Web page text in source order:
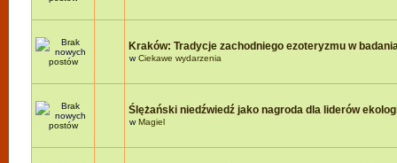
Kraków: Tradycje zachodniego ezoteryzmu w
wCiekawe wydarzenia
Ślężański niedźwiedź jako nagroda dla liderów
wMagiel